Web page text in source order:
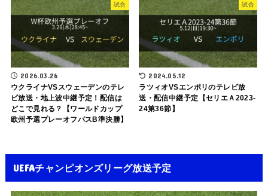
試合
2026.03.26
ウクライナVSスウェーデンのテレ
ビ放送・地上波中継予定！配信は
どこで見れる？【ワールドカップ
欧州予選プレーオフパスB準決勝】
試合
2024.05.12
ラツィオVSエンポリのテレビ放
送・配信中継予定【セリエＡ2023-
24第36節】
UEFAチャンピオンズリーグ放送予定